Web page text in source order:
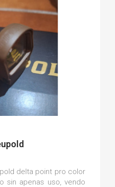
delta point pro color
sin apenas uso, vendo